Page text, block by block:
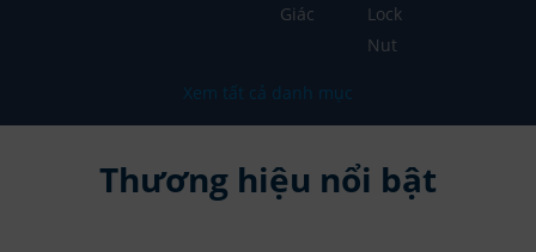
Giác
Lock
Nut
Xem tất cả danh mục
Thương hiệu nổi bật